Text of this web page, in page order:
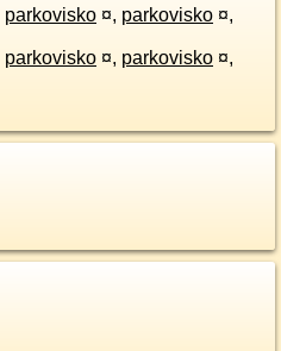
parkovisko ¤, parkovisko ¤,
parkovisko ¤, parkovisko ¤,